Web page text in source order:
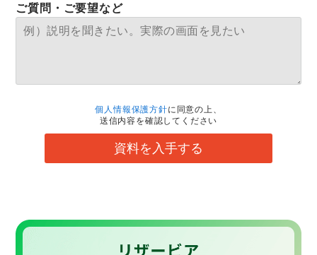
ご質問・ご要望など
個人情報保護方針に同意の上、
送信内容を確認してください
資料を入手する